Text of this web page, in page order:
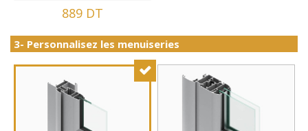
889 DT
3- Personnalisez les menuiseries